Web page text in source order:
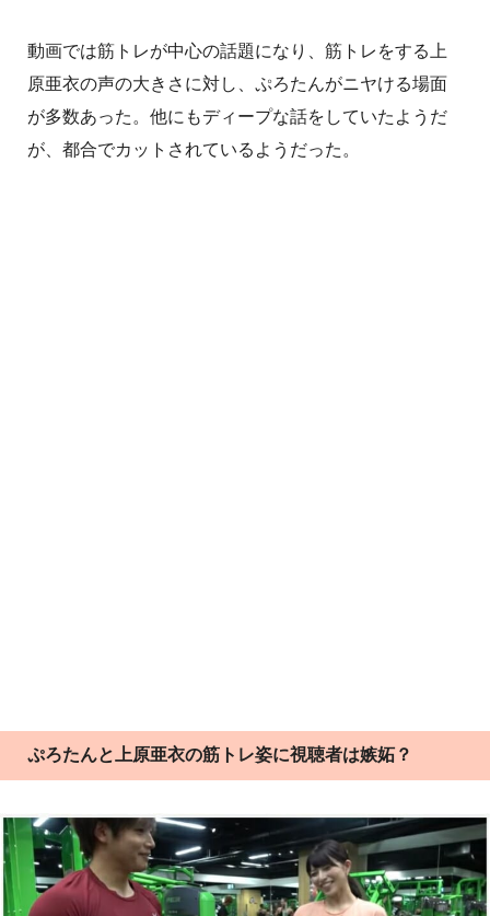
動画では筋トレが中心の話題になり、筋トレをする上
原亜衣の声の大きさに対し、ぷろたんがニヤける場面
が多数あった。他にもディープな話をしていたようだ
が、都合でカットされているようだった。
ぷろたんと上原亜衣の筋トレ姿に視聴者は嫉妬？